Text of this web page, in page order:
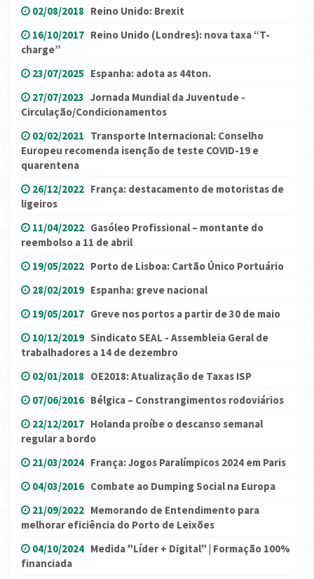
02/08/2018 Reino Unido: Brexit
16/10/2017 Reino Unido (Londres): nova taxa “T-
charge”
23/07/2025 Espanha: adota as 44ton.
27/07/2023 Jornada Mundial da Juventude -
Circulação/Condicionamentos
02/02/2021 Transporte Internacional: Conselho
Europeu recomenda isenção de teste COVID-19 e
quarentena
26/12/2022 França: destacamento de motoristas de
ligeiros
11/04/2022 Gasóleo Profissional – montante do
reembolso a 11 de abril
19/05/2022 Porto de Lisboa: Cartão Único Portuário
28/02/2019 Espanha: greve nacional
19/05/2017 Greve nos portos a partir de 30 de maio
10/12/2019 Sindicato SEAL - Assembleia Geral de
trabalhadores a 14 de dezembro
02/01/2018 OE2018: Atualização de Taxas ISP
07/06/2016 Bélgica – Constrangimentos rodoviários
22/12/2017 Holanda proíbe o descanso semanal
regular a bordo
21/03/2024 França: Jogos Paralímpicos 2024 em Paris
04/03/2016 Combate ao Dumping Social na Europa
21/09/2022 Memorando de Entendimento para
melhorar eficiência do Porto de Leixões
04/10/2024 Medida "Líder + Digital" | Formação 100%
financiada